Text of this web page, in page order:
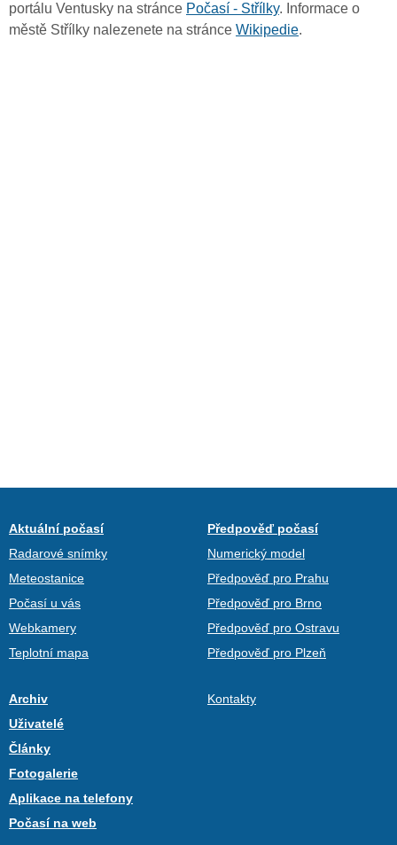
portálu Ventusky na stránce Počasí - Střílky. Informace o
městě Střílky nalezenete na stránce Wikipedie.
Aktuální počasí
Radarové snímky
Meteostanice
Počasí u vás
Webkamery
Teplotní mapa
Předpověď počasí
Numerický model
Předpověď pro Prahu
Předpověď pro Brno
Předpověď pro Ostravu
Předpověď pro Plzeň
Archiv
Uživatelé
Články
Fotogalerie
Aplikace na telefony
Počasí na web
Kontakty